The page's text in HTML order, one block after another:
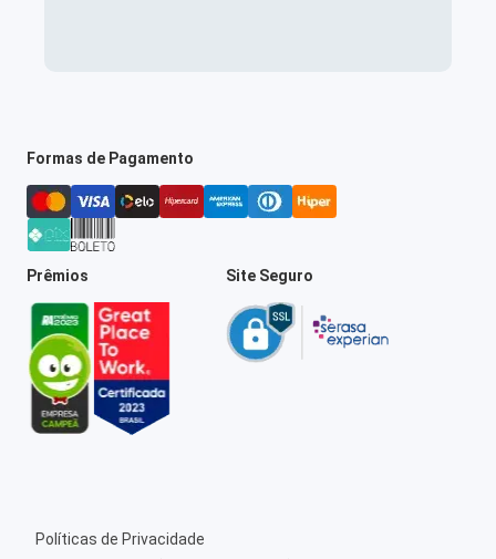
Formas de Pagamento
Prêmios Site Seguro
Políticas de Privacidade